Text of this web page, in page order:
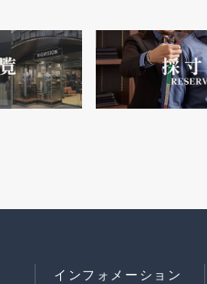
インフォメーション